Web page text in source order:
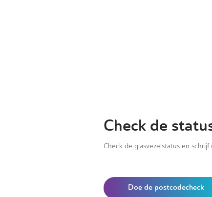
Check de
Check de glasvezelstatus en
Doe de postcodecheck